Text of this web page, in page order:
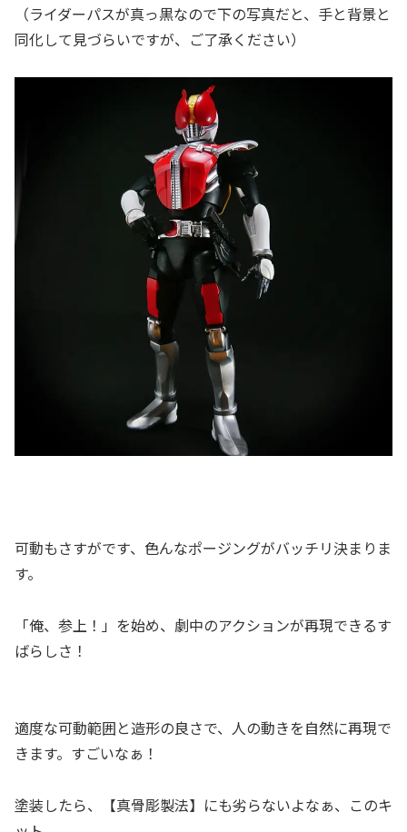
（ライダーパスが真っ黒なので下の写真だと、手と背景と
同化して見づらいですが、ご了承ください）
可動もさすがです、色んなポージングがバッチリ決まりま
す。
「俺、参上！」を始め、劇中のアクションが再現できるす
ばらしさ！
適度な可動範囲と造形の良さで、人の動きを自然に再現で
きます。すごいなぁ！
塗装したら、【真骨彫製法】にも劣らないよなぁ、このキ